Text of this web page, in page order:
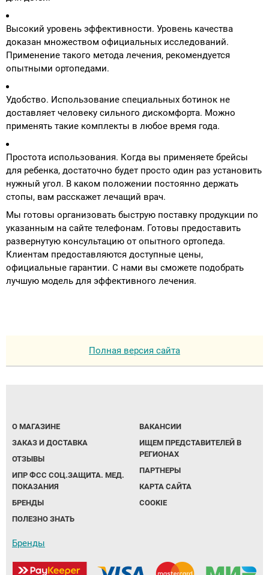
Высокий уровень эффективности. Уровень качества
доказан множеством официальных исследований.
Применение такого метода лечения, рекомендуется
опытными ортопедами.
Удобство. Использование специальных ботинок не
доставляет человеку сильного дискомфорта. Можно
применять такие комплекты в любое время года.
Простота использования. Когда вы применяете брейсы
для ребенка, достаточно будет просто один раз установить
нужный угол. В каком положении постоянно держать
стопы, вам расскажет лечащий врач.
Мы готовы организовать быструю поставку продукции по
указанным на сайте телефонам. Готовы предоставить
развернутую консультацию от опытного ортопеда.
Клиентам предоставляются доступные цены,
официальные гарантии. С нами вы сможете подобрать
лучшую модель для эффективного лечения.
Полная версия сайта
О МАГАЗИНЕ
ЗАКАЗ И ДОСТАВКА
ОТЗЫВЫ
ИПР ФСС СОЦ.ЗАЩИТА. МЕД.
ПОКАЗАНИЯ
БРЕНДЫ
ПОЛЕЗНО ЗНАТЬ
ВАКАНСИИ
ИЩЕМ ПРЕДСТАВИТЕЛЕЙ В
РЕГИОНАХ
ПАРТНЕРЫ
КАРТА САЙТА
COOKIE
Бренды